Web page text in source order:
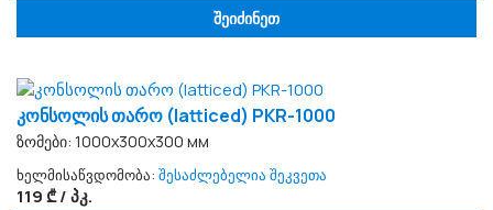
შეიძინეთ
კონსოლის თარო (latticed) PKR-1000
ზომები: 1000x300x300 мм
ხელმისაწვდომობა: შესაძლებელია შეკვეთა
119 ₾ / პკ.